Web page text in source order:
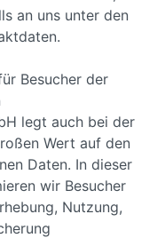
an uns unter den
Besucher der
legt auch bei der
Wert auf den
Daten. In dieser
wir Besucher
Nutzung,